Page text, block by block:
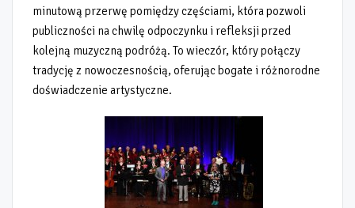
minutową przerwę pomiędzy częściami, która pozwoli
publiczności na chwilę odpoczynku i refleksji przed
kolejną muzyczną podróżą. To wieczór, który połączy
tradycję z nowoczesnością, oferując bogate i różnorodne
doświadczenie artystyczne.